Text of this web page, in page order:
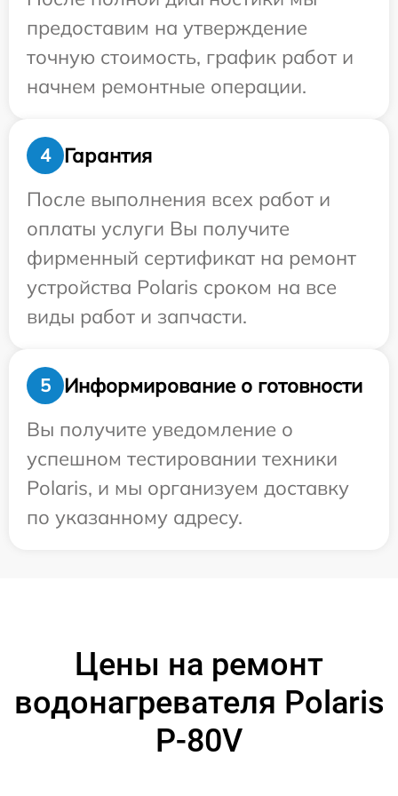
предоставим на утверждение
точную стоимость, график работ и
начнем ремонтные операции.
4
Гарантия
После выполнения всех работ и
оплаты услуги Вы получите
фирменный сертификат на ремонт
устройства Polaris сроком на все
виды работ и запчасти.
5
Информирование о готовности
Вы получите уведомление о
успешном тестировании техники
Polaris, и мы организуем доставку
по указанному адресу.
Цены на ремонт
водонагревателя Polaris
P-80V